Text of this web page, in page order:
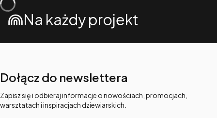
Na każdy projekt
Dołącz do newslettera
Zapisz się i odbieraj informacje o nowościach, promocjach,
warsztatach i inspiracjach dziewiarskich.